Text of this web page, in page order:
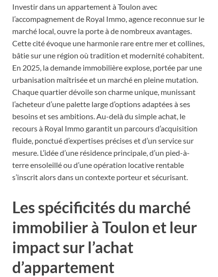
Investir dans un appartement à Toulon avec
l’accompagnement de Royal Immo, agence reconnue sur le
marché local, ouvre la porte à de nombreux avantages.
Cette cité évoque une harmonie rare entre mer et collines,
bâtie sur une région où tradition et modernité cohabitent.
En 2025, la demande immobilière explose, portée par une
urbanisation maîtrisée et un marché en pleine mutation.
Chaque quartier dévoile son charme unique, munissant
l’acheteur d’une palette large d’options adaptées à ses
besoins et ses ambitions. Au-delà du simple achat, le
recours à Royal Immo garantit un parcours d’acquisition
fluide, ponctué d’expertises précises et d’un service sur
mesure. L’idée d’une résidence principale, d’un pied-à-
terre ensoleillé ou d’une opération locative rentable
s’inscrit alors dans un contexte porteur et sécurisant.
Les spécificités du marché
immobilier à Toulon et leur
impact sur l’achat
d’appartement